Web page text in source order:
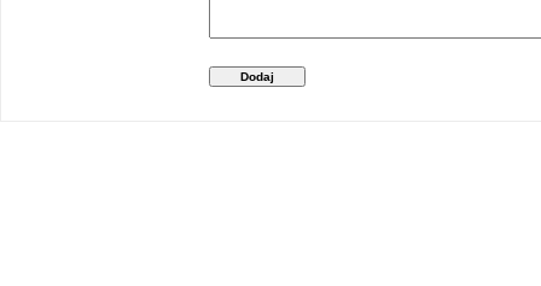
Dodaj